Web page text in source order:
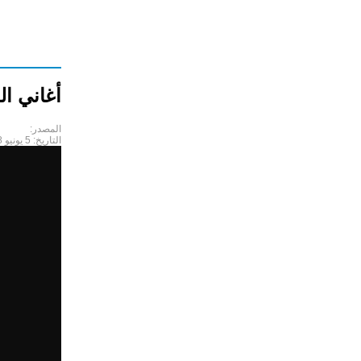
أغاني
المصدر:
التاريخ: 5 يونيو 2018